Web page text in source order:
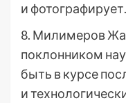
и фотографирует.
8. Милимеров
поклонником
быть в курсе
и